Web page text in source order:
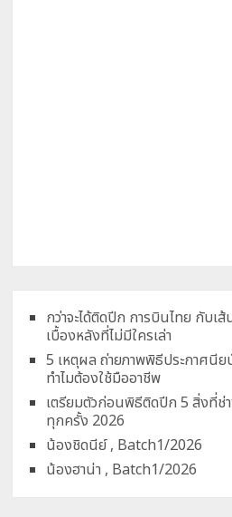
กว่าจะได้ติดปีก การบินไทย กับเส้
เบื้องหลังที่ไม่มีใครเล่า
5 เหตุผล ถ่ายภาพพิธีประกาศนี
ทำไมต้องใช้มืออาชีพ
เตรียมตัวก่อนพิธีติดปีก 5 สิ่งที่ช่
ทุกครั้ง 2026
น้องชิดนีย์ , Batch1/2026
น้องฮาน่า , Batch1/2026